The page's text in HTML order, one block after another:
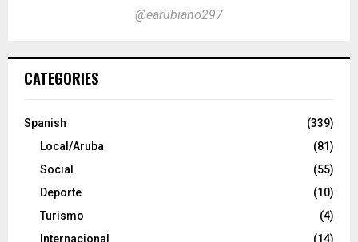
@earubiano297
CATEGORIES
Spanish
(339)
Local/Aruba
(81)
Social
(55)
Deporte
(10)
Turismo
(4)
Internacional
(14)